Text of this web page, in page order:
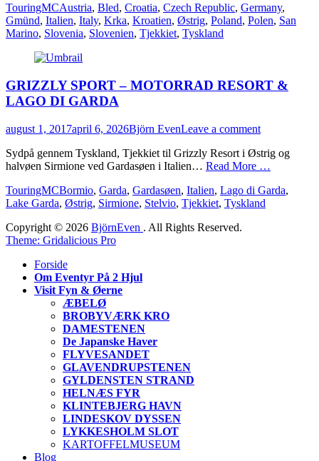
Categories
TouringMCTags
Austria, Bled, Croatia, Czech Republic, Germany,
Gmünd, Italien, Italy, Krka, Kroatien, Østrig, Poland, Polen, San
Marino, Slovenia, Slovenien, Tjekkiet, Tyskland
GRIZZLY SPORT – MOTORRAD RESORT &
LAGO DI GARDA
Posted
august 1, 2017april 6, 2026Author
Björn EvenLeave a comment
Sydpå gennem Tyskland, Tjekkiet til Grizzly Resort i Østrig og
halvøen Sirmione ved Gardasøen i Italien… Read More …
Categories
TouringMCTags
Bormio, Garda, Gardasøen, Italien, Lago di Garda,
Lake Garda, Østrig, Sirmione, Stelvio, Tjekkiet, Tyskland
Copyright © 2026 BjörnEven . All Rights Reserved.
Theme: Gridalicious Pro
Forside
Om Eventyr På 2 Hjul
Visit Fyn & Øerne
ÆBELØ
BROBYVÆRK KRO
DAMESTENEN
De Japanske Haver
FLYVESANDET
GLAVENDRUPSTENEN
GYLDENSTEN STRAND
HELNÆS FYR
KLINTEBJERG HAVN
LINDESKOV DYSSEN
LYKKESHOLM SLOT
KARTOFFELMUSEUM
Blog